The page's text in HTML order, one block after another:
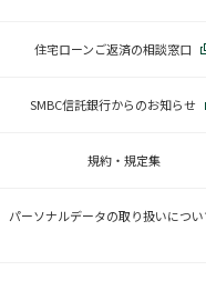
住宅ローンご返済の相談窓口
SMBC信託銀行からのお知らせ
規約・規定集
パーソナルデータの取り扱いについ